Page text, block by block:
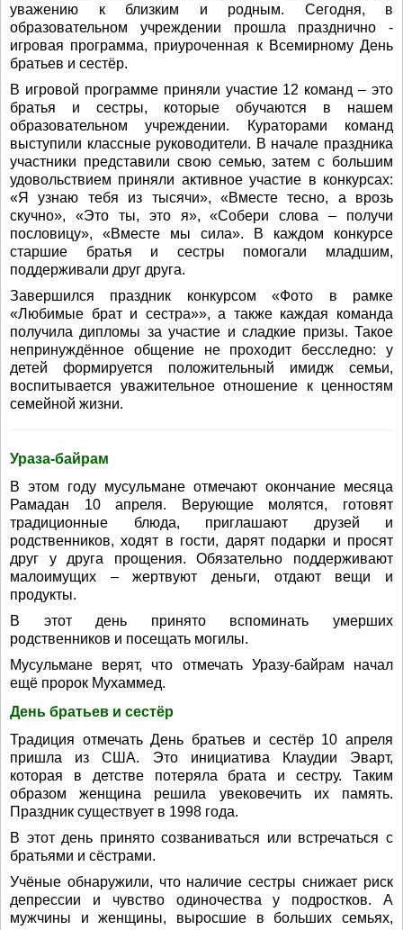
уважению к близким и родным. Сегодня, в
образовательном учреждении прошла празднично -
игровая программа, приуроченная к Всемирному День
братьев и сестёр.
В игровой программе приняли участие 12 команд – это
братья и сестры, которые обучаются в нашем
образовательном учреждении. Кураторами команд
выступили классные руководители. В начале праздника
участники представили свою семью, затем с большим
удовольствием приняли активное участие в конкурсах:
«Я узнаю тебя из тысячи», «Вместе тесно, а врозь
скучно», «Это ты, это я», «Собери слова – получи
пословицу», «Вместе мы сила». В каждом конкурсе
старшие братья и сестры помогали младшим,
поддерживали друг друга.
Завершился праздник конкурсом «Фото в рамке
«Любимые брат и сестра»», а также каждая команда
получила дипломы за участие и сладкие призы. Такое
непринуждённое общение не проходит бесследно: у
детей формируется положительный имидж семьи,
воспитывается уважительное отношение к ценностям
семейной жизни.
Ураза-байрам
В этом году мусульмане отмечают окончание месяца
Рамадан 10 апреля. Верующие молятся, готовят
традиционные блюда, приглашают друзей и
родственников, ходят в гости, дарят подарки и просят
друг у друга прощения. Обязательно поддерживают
малоимущих – жертвуют деньги, отдают вещи и
продукты.
В этот день принято вспоминать умерших
родственников и посещать могилы.
Мусульмане верят, что отмечать Уразу-байрам начал
ещё пророк Мухаммед.
День братьев и сестёр
Традиция отмечать День братьев и сестёр 10 апреля
пришла из США. Это инициатива Клаудии Эварт,
которая в детстве потеряла брата и сестру. Таким
образом женщина решила увековечить их память.
Праздник существует в 1998 года.
В этот день принято созваниваться или встречаться с
братьями и сёстрами.
Учёные обнаружили, что наличие сестры снижает риск
депрессии и чувство одиночества у подростков. А
мужчины и женщины, выросшие в больших семьях,